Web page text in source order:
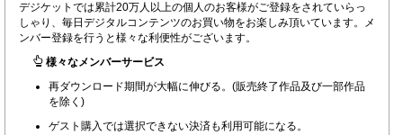
デジケットでは累計20万人以上の個人のお客様がご登録をされていらっ
しゃり、毎日デジタルコンテンツのお買い物をお楽しみ頂いています。メ
ンバー登録を行うと様々な利便性がございます。
様々なメンバーサービス
再ダウンロード期間が大幅に伸びる。(販売終了作品及び一部作品
を除く)
ゲスト購入では選択できない決済も利用可能になる。